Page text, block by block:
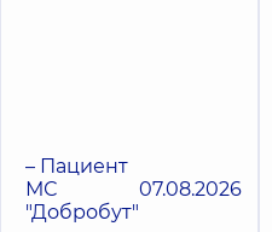
– Пациент
МС
"Добробут"
07.08.2026